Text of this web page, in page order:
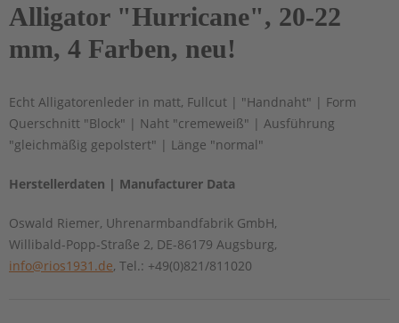
Alligator "Hurricane", 20-22
mm, 4 Farben, neu!
Echt Alligatorenleder in matt, Fullcut | "Handnaht" | Form
Querschnitt "Block" | Naht "cremeweiß" | Ausführung
"gleichmäßig gepolstert" | Länge "normal"
Herstellerdaten | Manufacturer Data
Oswald Riemer, Uhrenarmbandfabrik GmbH,
Willibald-Popp-Straße 2, DE-86179 Augsburg,
info@rios1931.de, Tel.: +49(0)821/811020